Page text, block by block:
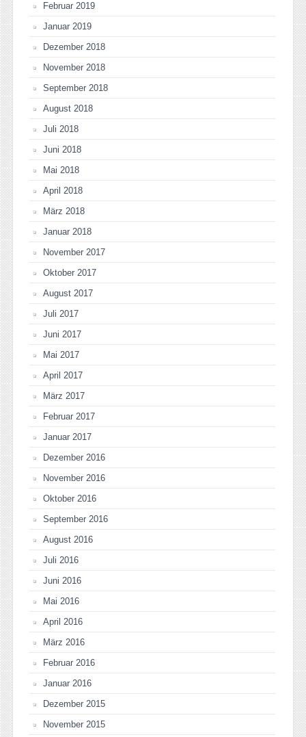
Februar 2019
Januar 2019
Dezember 2018
November 2018
September 2018
August 2018
Juli 2018
Juni 2018
Mai 2018
April 2018
März 2018
Januar 2018
November 2017
Oktober 2017
August 2017
Juli 2017
Juni 2017
Mai 2017
April 2017
März 2017
Februar 2017
Januar 2017
Dezember 2016
November 2016
Oktober 2016
September 2016
August 2016
Juli 2016
Juni 2016
Mai 2016
April 2016
März 2016
Februar 2016
Januar 2016
Dezember 2015
November 2015